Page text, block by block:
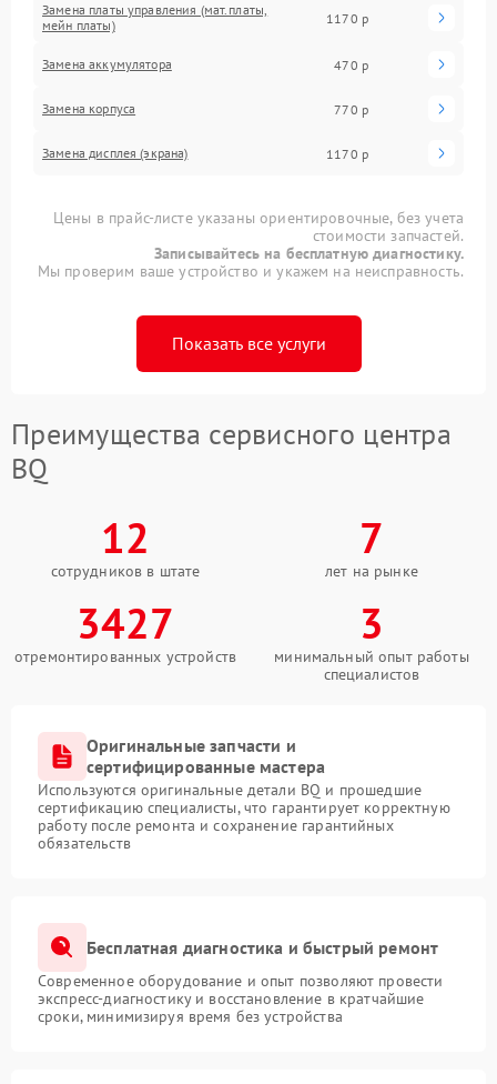
Замена платы управления (мат.платы,
мейн платы)
1170 р
Замена аккумулятора 470 р
Замена корпуса 770 р
Замена дисплея (экрана) 1170 р
Цены в прайс-листе указаны ориентировочные, без учета
стоимости запчастей.
Записывайтесь на бесплатную диагностику.
Мы проверим ваше устройство и укажем на неисправность.
Показать все услуги
Преимущества сервисного центра
BQ
12
сотрудников в штате
7
лет на рынке
3427
отремонтированных устройств
3
минимальный опыт работы
специалистов
Оригинальные запчасти и
сертифицированные мастера
Используются оригинальные детали BQ и прошедшие
сертификацию специалисты, что гарантирует корректную
работу после ремонта и сохранение гарантийных
обязательств
Бесплатная диагностика и быстрый ремонт
Современное оборудование и опыт позволяют провести
экспресс-диагностику и восстановление в кратчайшие
сроки, минимизируя время без устройства